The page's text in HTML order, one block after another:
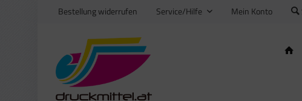
Bestellung widerrufen Service/Hilfe Mein Konto